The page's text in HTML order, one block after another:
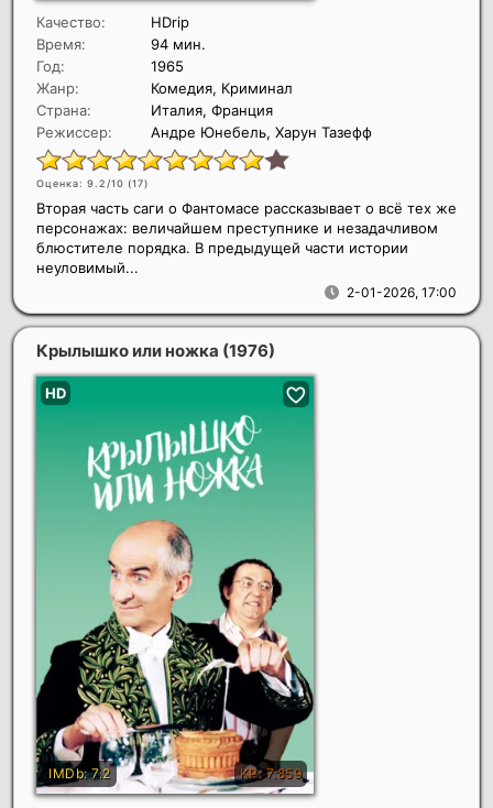
Качество:
HDrip
Время:
94 мин.
Год:
1965
Жанр:
Комедия, Криминал
Страна:
Италия, Франция
Режиссер:
Андре Юнебель, Харун Тазефф
Оценка: 9.2/10 (17)
2-01-2026, 17:00
Вторая часть саги о Фантомасе рассказывает о всё тех же
персонажах: величайшем преступнике и незадачливом
блюстителе порядка. В предыдущей части истории
неуловимый...
Крылышко или ножка (1976)